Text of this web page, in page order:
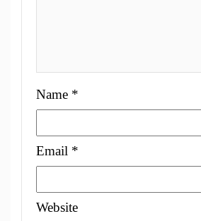
Name *
Email *
Website